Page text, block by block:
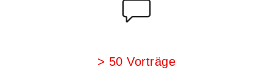
> 50 Vorträge